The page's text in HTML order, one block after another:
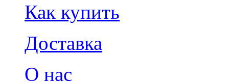
Как купить
Доставка
О нас